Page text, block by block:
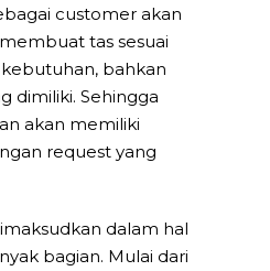
customer akan
tas sesuai
bahkan
dimiliki. Sehingga
akan memiliki
request yang
dalam hal
bagian. Mulai dari